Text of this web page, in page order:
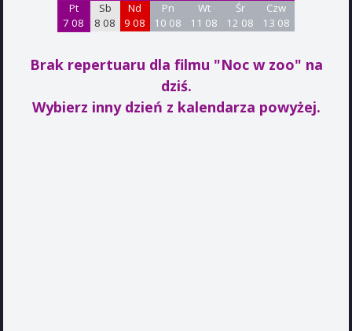
Pt
7 08
Sb
8 08
Nd
9 08
Pn
10 08
Wt
11 08
Śr
12 08
Czw
13 08
Brak repertuaru dla filmu "Noc w zoo" na
dziś.
Wybierz inny dzień z kalendarza powyżej.